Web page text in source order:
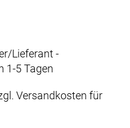
Lieferant -
1-5 Tagen
Versandkosten für